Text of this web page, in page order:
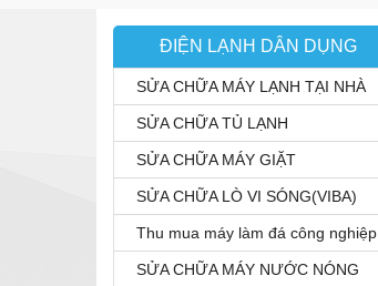
ĐIỆN LẠNH DÂN DỤNG
SỬA CHỮA MÁY LẠNH TẠI NHÀ
SỬA CHỮA TỦ LẠNH
SỬA CHỮA MÁY GIẶT
SỬA CHỮA LÒ VI SÓNG(VIBA)
Thu mua máy làm đá công nghiệp
SỬA CHỮA MÁY NƯỚC NÓNG